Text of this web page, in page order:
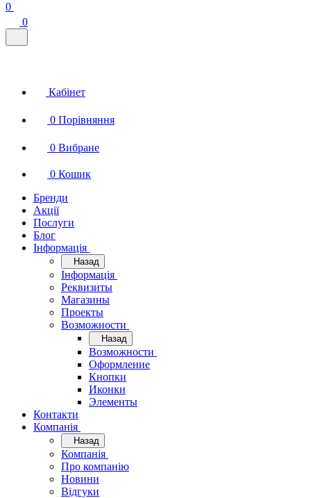
0
0
Кабінет
0 Порівняння
0 Вибране
0 Кошик
Бренди
Акції
Послуги
Блог
Інформація
Назад
Інформація
Реквизиты
Магазины
Проекты
Возможности
Назад
Возможности
Оформление
Кнопки
Иконки
Элементы
Контакти
Компанія
Назад
Компанія
Про компанію
Новини
Відгуки